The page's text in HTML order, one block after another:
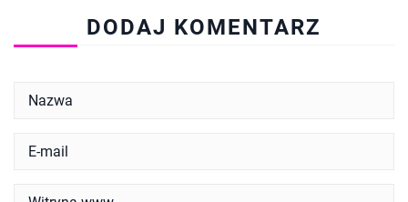
DODAJ KOMENTARZ